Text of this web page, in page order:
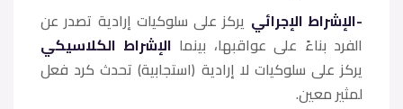
-الإشراط الإجرائي يركز على سلوكيات إرادية تصدر عن
الفرد بناءً على عواقبها، بينما الإشراط الكلاسيكي
يركز على سلوكيات لا إرادية (استجابية) تحدث كرد فعل
لمثير معين.